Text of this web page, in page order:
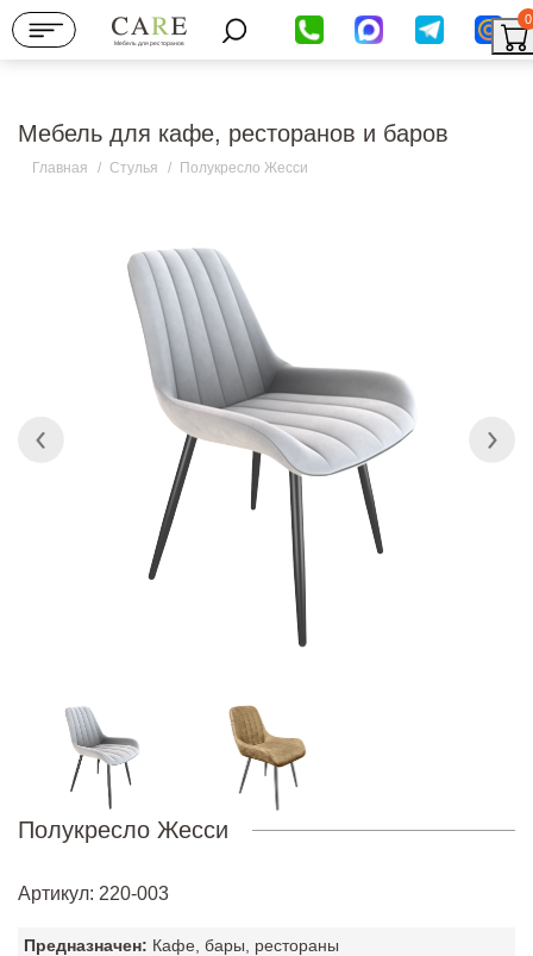
Мебель для ресторанов
0
Мебель для кафе, ресторанов и баров
Главная / Стулья / Полукресло Жесси
Полукресло Жесси
Артикул: 220-003
Предназначен: Кафе, бары, рестораны